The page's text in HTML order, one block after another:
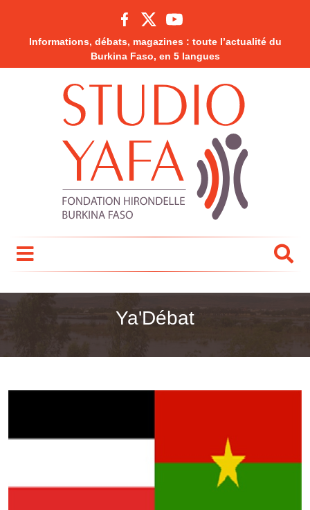
Informations, débats, magazines : toute l’actualité du
Burkina Faso, en 5 langues
Ya'Débat